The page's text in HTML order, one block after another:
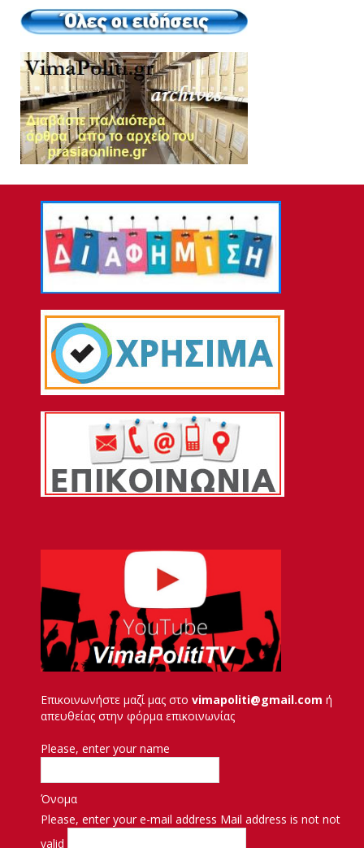
Επικοινωνήστε μαζί μας στο vimapoliti@gmail.com ή
απευθείας στην φόρμα επικοινωνίας
Please, enter your name
Όνομα
Please, enter your e-mail address Mail address is not not
valid